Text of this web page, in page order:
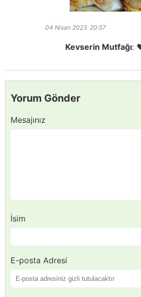
04 Nisan 2023 20:57
Kevserin Mutfağı:
Yorum Gönder
Mesajınız
İsim
E-posta Adresi